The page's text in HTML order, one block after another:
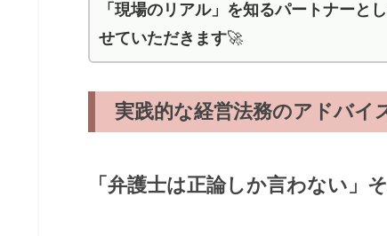
「現場のリアル」を知るパートナーと
せていただきます🚀
実践的な経営法務のアドバイ
「弁護士は正論しか言わない」